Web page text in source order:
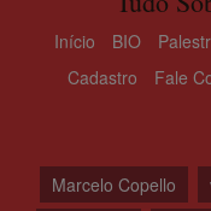
Início BIO
Cadastro
Fale
Marcelo Copello